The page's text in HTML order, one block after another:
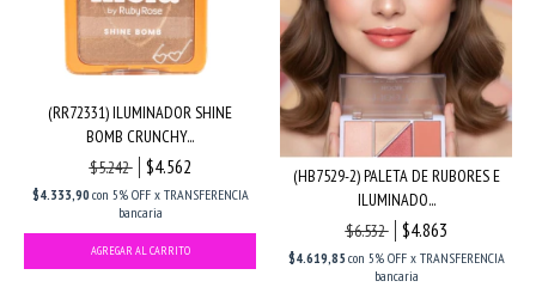
(RR72331) ILUMINADOR SHINE
BOMB CRUNCHY...
$5.242
$4.562
$4.333,90con 5% OFF x TRANSFERENCIA
bancaria
(HB7529-2) PALETA DE RUBORES E
ILUMINADO...
$6.532
$4.863
$4.619,85 con 5% OFF x TRANSFERENCIA
bancaria